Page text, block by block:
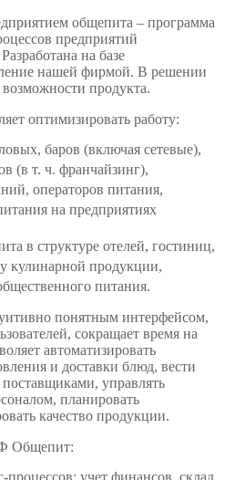
общепита – программа
предприятий
на базе
нашей фирмой. В решении
продукта.
оптимизировать работу:
баров (включая сетевые),
(в т. ч. франчайзинг),
операторов питания,
на предприятиях
в структуре отелей, гостиниц,
кулинарной продукции,
питания.
понятным интерфейсом,
сокращает время на
автоматизировать
и доставки блюд, вести
управлять
планировать
качество продукции.
Общепит:
процессов: учет финансов, склад,